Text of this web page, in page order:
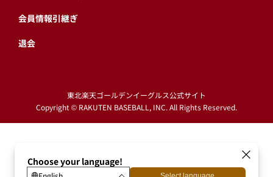
会員情報引継ぎ
退会
東北楽天ゴールデンイーグルス公式サイト
Copyright © RAKUTEN BASEBALL, INC. All Rights Reserved.